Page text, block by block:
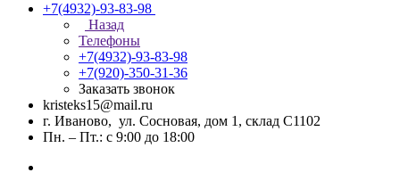
+7(4932)-93-83-98
Назад
Телефоны
+7(4932)-93-83-98
+7(920)-350-31-36
Заказать звонок
kristeks15@mail.ru
г. Иваново, ул. Сосновая, дом 1, склад С1102
Пн. – Пт.: с 9:00 до 18:00